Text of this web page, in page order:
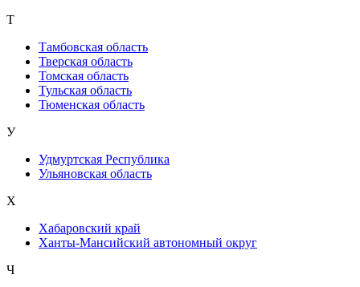
Т
Тамбовская область
Тверская область
Томская область
Тульская область
Тюменская область
У
Удмуртская Республика
Ульяновская область
Х
Хабаровский край
Ханты-Мансийский автономный округ
Ч